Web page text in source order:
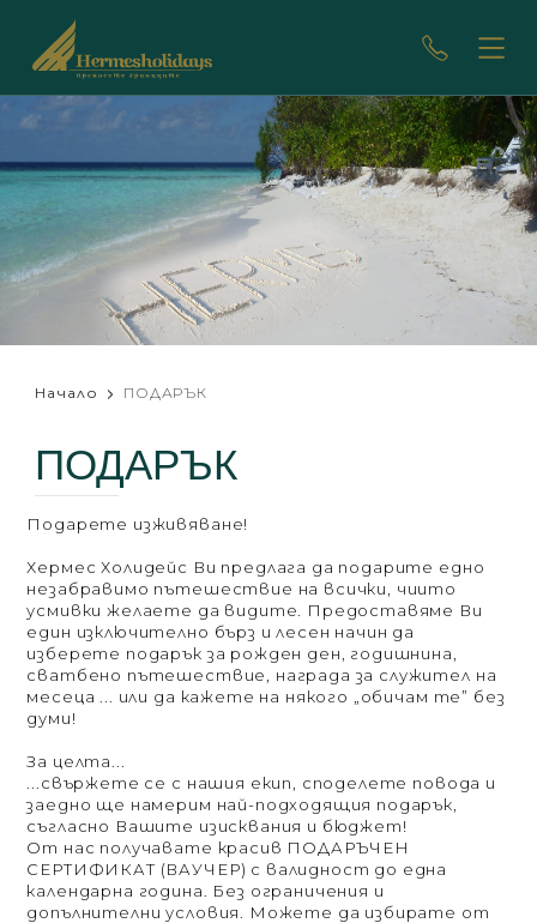
Начало ПОДАРЪК
ПОДАРЪК
Подарете изживяване!
Хермес Холидейс Ви предлага да подарите едно
незабравимо пътешествие на всички, чиито
усмивки желаете да видите. Предоставяме Ви
един изключително бърз и лесен начин да
изберете подарък за рожден ден, годишнина,
сватбено пътешествие, награда за служител на
месеца ... или да кажете на някого „обичам те” без
думи!
За целта...
...свържете се с нашия екип, споделете повода и
заедно ще намерим най-подходящия подарък,
съгласно Вашите изисквания и бюджет!
От нас получавате красив ПОДАРЪЧЕН
СЕРТИФИКАТ (ВАУЧЕР) с валидност до една
календарна година. Без ограничения и
допълнителни условия. Можете да избирате от